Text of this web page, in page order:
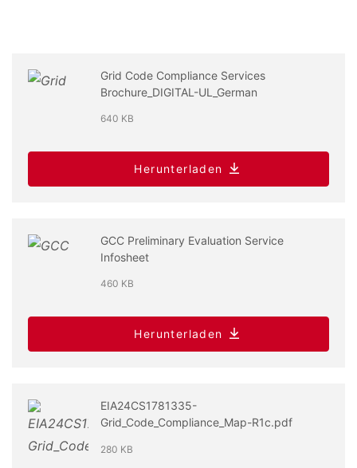
Grid Code Compliance Services
Brochure_DIGITAL-UL_German
640 KB
Herunterladen
GCC Preliminary Evaluation Service
Infosheet
460 KB
Herunterladen
EIA24CS1781335-
Grid_Code_Compliance_Map-R1c.pdf
280 KB